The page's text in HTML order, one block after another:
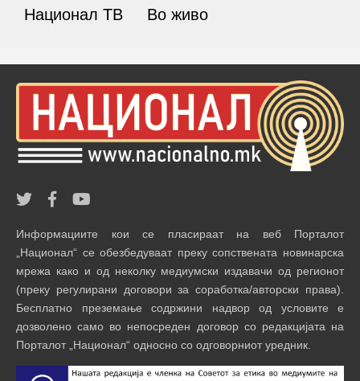
Национал ТВ Во живо
Информациите кои се пласираат на веб Порталот
„Национал“ се обезбедуваат преку сопствената новинарска
мрежа како и од неколку медиумски издавачи од регионот
(преку регулирани договори за соработка/авторски права).
Бесплатно преземање содржини надвор од условите е
дозволено само во непосреден договор со редакцијата на
Порталот „Национал“ односно со одговорниот уредник.